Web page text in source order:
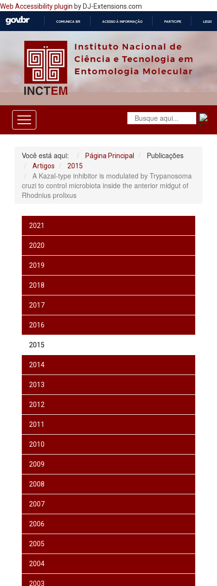
Web Accessibility plugin by DJ-Extensions.com
O
COMUNICA BR ACESSO À INFORMAÇÃO PARTICIPE
Você está aqui: Página Principal Publicações
Artigos 2015
A Kazal-type inhibitor is modulated by Trypanosoma
cruzi to control microbiota inside the anterior midgut of
Rhodnius prolixus
2021
2020
2019
2018
2017
2016
2015
2014
2013
2012
2011
2010
2009
2008
2007
2006
2005
2004
2003